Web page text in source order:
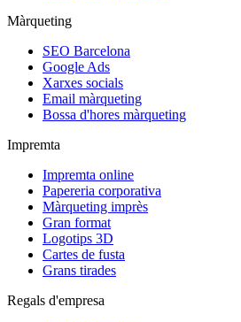
Màrqueting
SEO Barcelona
Google Ads
Xarxes socials
Email màrqueting
Bossa d'hores màrqueting
Impremta
Impremta online
Papereria corporativa
Màrqueting imprès
Gran format
Logotips 3D
Cartes de fusta
Grans tirades
Regals d'empresa